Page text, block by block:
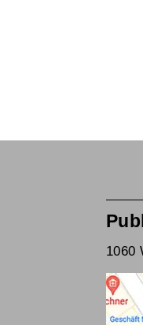
1060